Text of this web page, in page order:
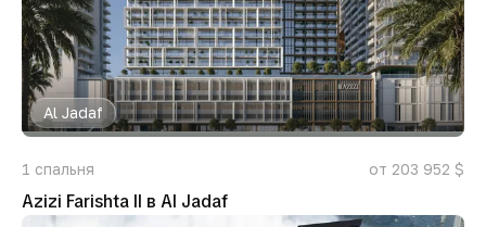
Al Jadaf
1 спальня от 203 952 $
Azizi Farishta II в Al Jadaf